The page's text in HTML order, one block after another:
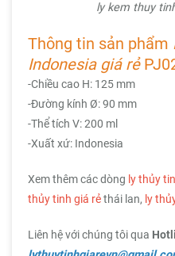
ly kem thuy
Thông tin sản phẩm
Indonesia giá rẻ
-Chiều cao H: 125 mm
-Đường kính Ø: 90 mm
-Thể tích V: 200 ml
-Xuất xứ: Indonesia
Xem thêm các dòng ly thủy
thủy tinh giá rẻthái lan, ly
Liên hệ với chúng tôi qua